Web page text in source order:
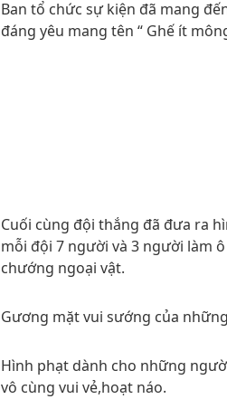
Ban tổ chức sự kiện đã mang
đáng yêu mang tên “ Ghế ít
Cuối cùng đội thắng đã đưa ra
mỗi đội 7 người và 3 người làm
chướng ngoại vật.
Gương mặt vui sướng của
Hình phạt dành cho những
vô cùng vui vẻ,hoạt náo.